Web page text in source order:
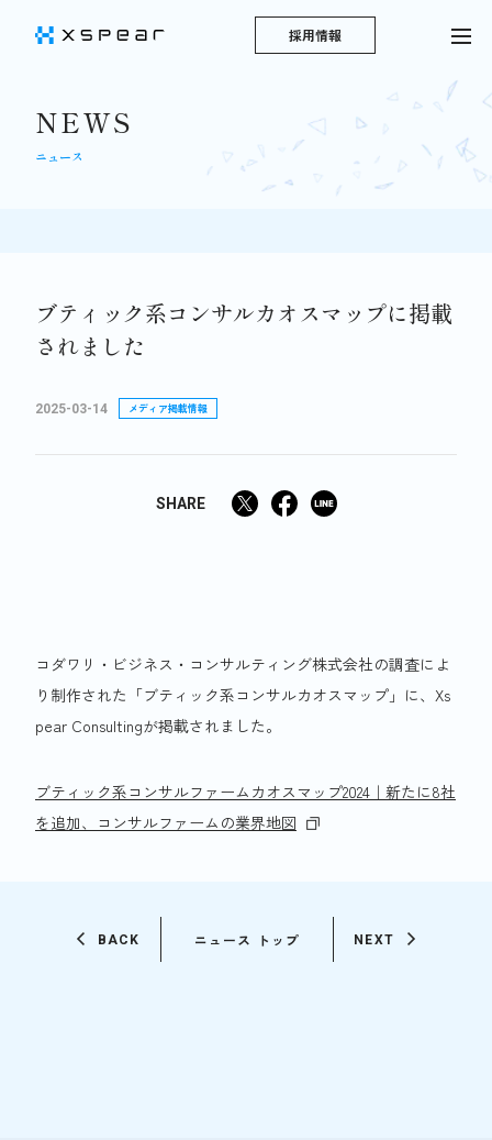
採用情報
NEWS
ニュース
ブティック系コンサルカオスマップに掲載
されました
2025-03-14 メディア掲載情報
SHARE
コダワリ・ビジネス・コンサルティング株式会社の調査によ
り制作された「ブティック系コンサルカオスマップ」に、Xs
pear Consultingが掲載されました。
ブティック系コンサルファームカオスマップ2024｜新たに8社
を追加、コンサルファームの業界地図
BACK ニュース トップ NEXT